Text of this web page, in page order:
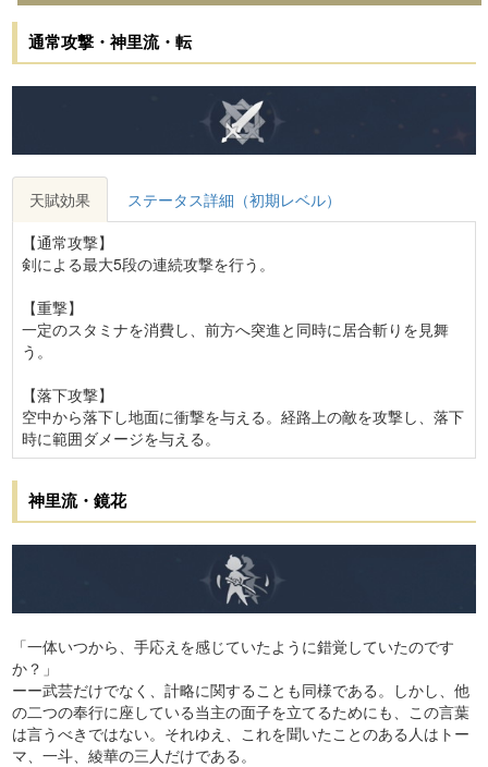
通常攻撃・神里流・転
天賦効果
ステータス詳細（初期レベル）
【通常攻撃】
剣による最大5段の連続攻撃を行う。
【重撃】
一定のスタミナを消費し、前方へ突進と同時に居合斬りを見舞
う。
【落下攻撃】
空中から落下し地面に衝撃を与える。経路上の敵を攻撃し、落下
時に範囲ダメージを与える。
神里流・鏡花
「一体いつから、手応えを感じていたように錯覚していたのです
か？」
ーー武芸だけでなく、計略に関することも同様である。しかし、他
の二つの奉行に座している当主の面子を立てるためにも、この言葉
は言うべきではない。それゆえ、これを聞いたことのある人はトー
マ、一斗、綾華の三人だけである。